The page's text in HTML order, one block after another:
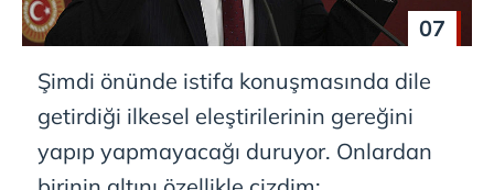
07
Şimdi önünde istifa konuşmasında dile
getirdiği ilkesel eleştirilerinin gereğini
yapıp yapmayacağı duruyor. Onlardan